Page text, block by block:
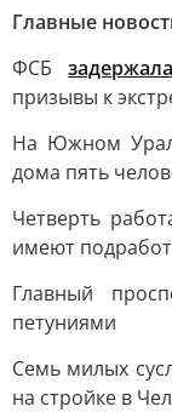
Главные
ФСБзадержала
призывы к
На Южном
дома пять
Четверть
имеют
Главный
петуниями
Семь милых
на стройке в